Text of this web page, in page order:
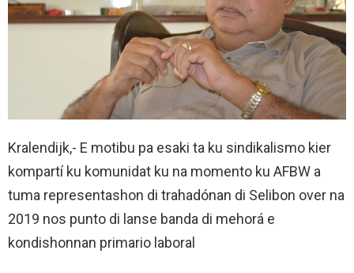
Kralendijk,- E motibu pa esaki ta ku sindikalismo kier
kompartí ku komunidat ku na momento ku AFBW a
tuma representashon di trahadónan di Selibon over na
2019 nos punto di lanse banda di mehorá e
kondishonnan primario laboral